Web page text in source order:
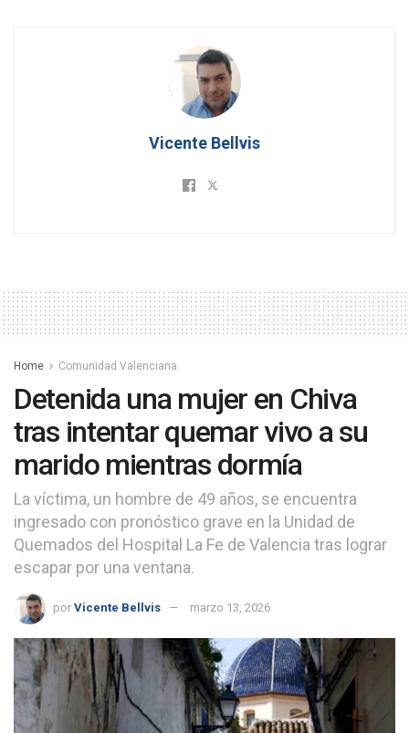
Vicente Bellvis
Home Comunidad Valenciana
Detenida una mujer en Chiva
tras intentar quemar vivo a su
marido mientras dormía
La víctima, un hombre de 49 años, se encuentra
ingresado con pronóstico grave en la Unidad de
Quemados del Hospital La Fe de Valencia tras lograr
escapar por una ventana.
por Vicente Bellvis marzo 13, 2026